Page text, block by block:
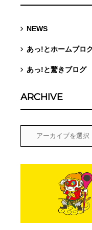
NEWS
あっ!とホームブロ
あっ!と驚きブログ
ARCHIVE